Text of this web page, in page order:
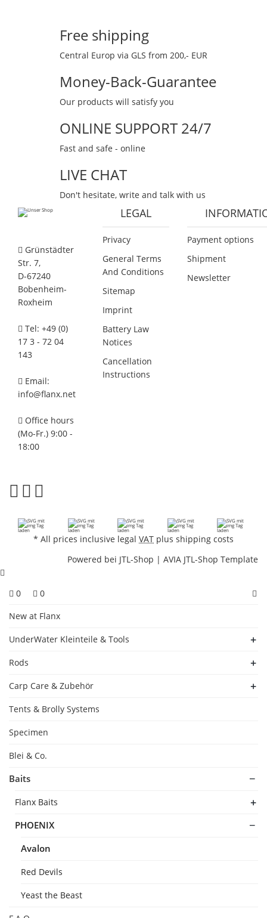
Free shipping
Central Europ via GLS from 200,- EUR
Money-Back-Guarantee
Our products will satisfy you
ONLINE SUPPORT 24/7
Fast and safe - online
LIVE CHAT
Don't hesitate, write and talk with us
Grünstädter
Str. 7,
D-67240
Bobenheim-
Roxheim
Tel: +49 (0)
17 3 - 72 04
143
Email:
info@flanx.net
Office hours
(Mo-Fr.) 9:00 -
18:00
LEGAL
Privacy
General Terms
And Conditions
Sitemap
Imprint
Battery Law
Notices
Cancellation
Instructions
Payment options
Shipment
Newsletter
* All prices inclusive legal VAT plus shipping costs
Powered bei JTL-Shop | AVIA JTL-Shop Template
0 0
New at Flanx
UnderWater Kleinteile & Tools
Rods
Carp Care & Zubehör
Tents & Brolly Systems
Specimen
Blei & Co.
Baits
Flanx Baits
PHOENIX
Avalon
Red Devils
Yeast the Beast